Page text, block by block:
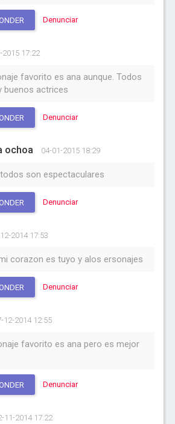
Denunciar
2015 17:22
favorito es ana aunque. Todos
buenos actrices
Denunciar
ochoa 04-01-2015 18:29
son espectaculares
Denunciar
2014 17:53
corazon es tuyo y alos ersonajes
Denunciar
12-2014 12:55
favorito es ana pero es mejor
Denunciar
11-2014 17:22